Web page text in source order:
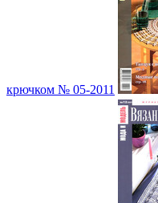
крючком № 05-2011